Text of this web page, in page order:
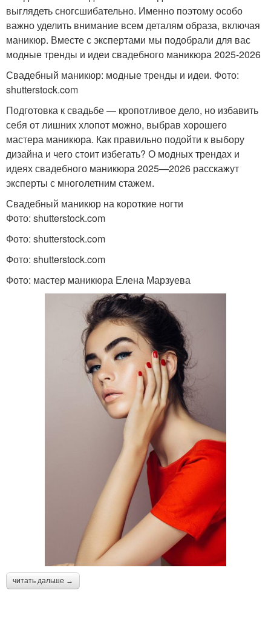
выглядеть сногсшибательно. Именно поэтому особо
важно уделить внимание всем деталям образа, включая
маникюр. Вместе с экспертами мы подобрали для вас
модные тренды и идеи свадебного маникюра 2025-2026
Свадебный маникюр: модные тренды и идеи. Фото:
shutterstock.com
Подготовка к свадьбе — кропотливое дело, но избавить
себя от лишних хлопот можно, выбрав хорошего
мастера маникюра. Как правильно подойти к выбору
дизайна и чего стоит избегать? О модных трендах и
идеях свадебного маникюра 2025—2026 расскажут
эксперты с многолетним стажем.
Свадебный маникюр на короткие ногти
Фото: shutterstock.com
Фото: shutterstock.com
Фото: shutterstock.com
Фото: мастер маникюра Елена Марзуева
читать дальше →